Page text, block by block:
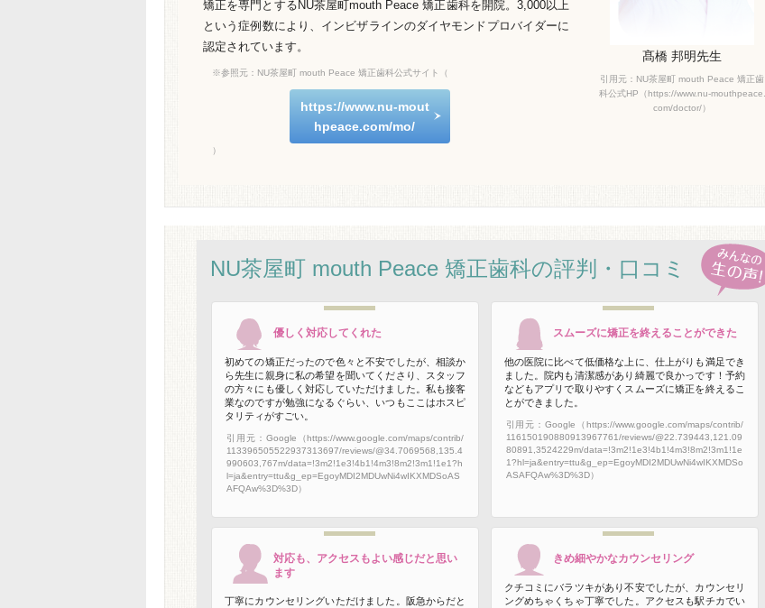
矯正を専門とするNU茶屋町mouth Peace 矯正歯科を開院。3,000以上
という症例数により、インビザラインのダイヤモンドプロバイダーに
認定されています。
※参照元：NU茶屋町 mouth Peace 矯正歯科公式サイト（
https://www.nu-mout
hpeace.com/mo/
）
髙橋 邦明先生
引用元：NU茶屋町 mouth Peace 矯正歯
科公式HP（https://www.nu-mouthpeace.
com/doctor/）
NU茶屋町 mouth Peace 矯正歯科の評判・口コミ
優しく対応してくれた
初めての矯正だったので色々と不安でしたが、相談か
ら先生に親身に私の希望を聞いてくださり、スタッフ
の方々にも優しく対応していただけました。私も接客
業なのですが勉強になるぐらい、いつもここはホスピ
タリティがすごい。
引用元：Google（https://www.google.com/maps/contrib/
113396505522937313697/reviews/@34.7069568,135.4
990603,767m/data=!3m2!1e3!4b1!4m3!8m2!3m1!1e1?h
l=ja&entry=ttu&g_ep=EgoyMDI2MDUwNi4wIKXMDSoAS
AFQAw%3D%3D）
スムーズに矯正を終えることができた
他の医院に比べて低価格な上に、仕上がりも満足でき
ました。院内も清潔感があり綺麗で良かっです！予約
などもアプリで取りやすくスムーズに矯正を終えるこ
とができました。
引用元：Google（https://www.google.com/maps/contrib/
116150190880913967761/reviews/@22.739443,121.09
80891,3524229m/data=!3m2!1e3!4b1!4m3!8m2!3m1!1e
1?hl=ja&entry=ttu&g_ep=EgoyMDI2MDUwNi4wIKXMDSo
ASAFQAw%3D%3D）
対応も、アクセスもよい感じだと思い
ます
丁寧にカウンセリングいただけました。阪急からだと
きめ細やかなカウンセリング
クチコミにバラツキがあり不安でしたが、カウンセリ
ングめちゃくちゃ丁寧でした。アクセスも駅チカでい